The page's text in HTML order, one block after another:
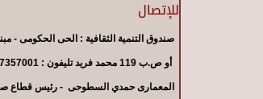
للإتصال
صندوق التنمية الثقافية : الحى الحكومى -
أو ص.ب 119 محمد فريد تليفون : 27357001-27354234 فاكس 27364634
المعمارى حمدي السطوحى - رئيس قطاع